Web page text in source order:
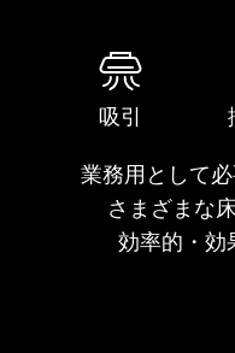
吸引
業務用として
さまざまな
効率的・効